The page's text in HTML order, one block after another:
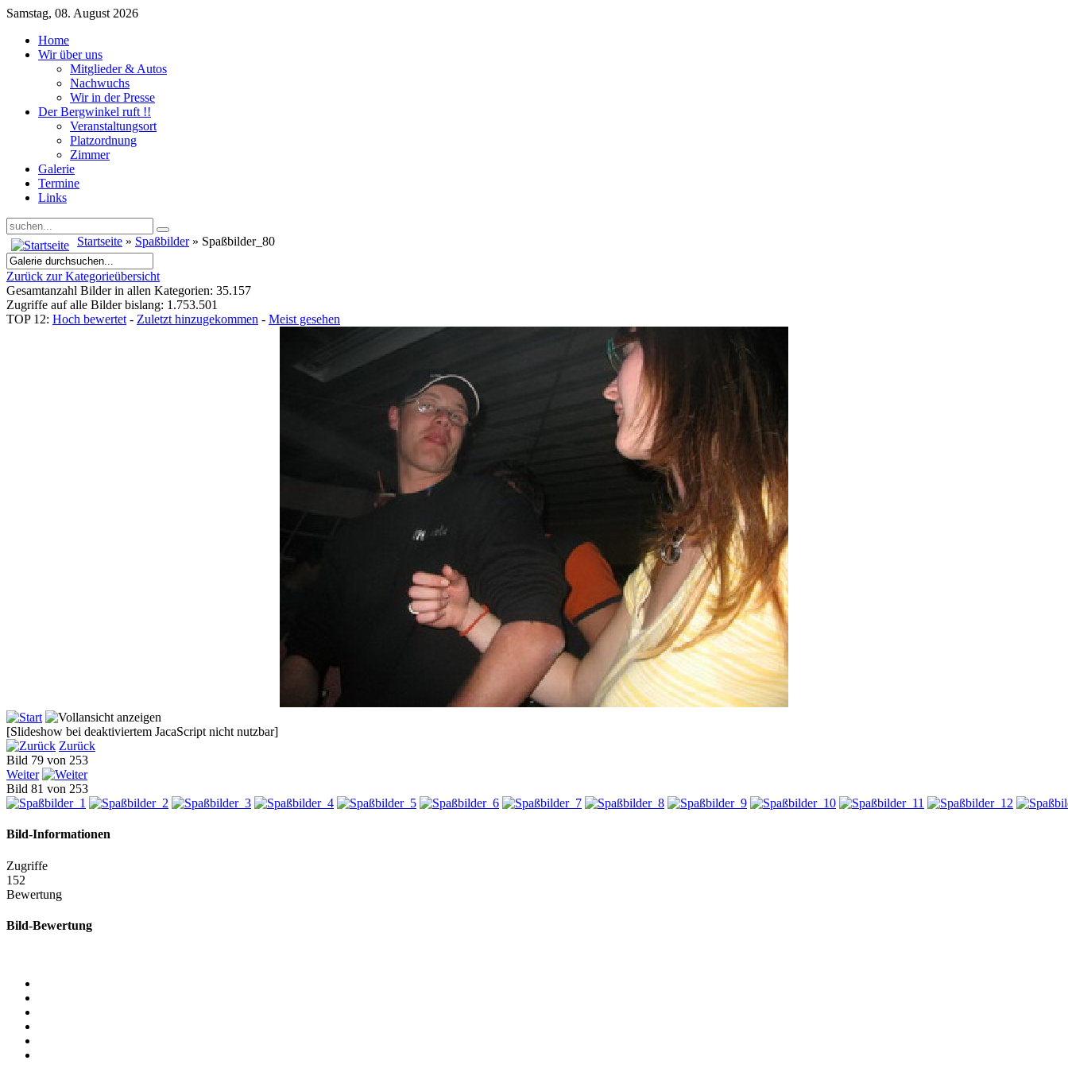
Samstag, 08. August 2026
Home
Wir über uns
Mitglieder & Autos
Nachwuchs
Wir in der Presse
Der Bergwinkel ruft !!
Veranstaltungsort
Platzordnung
Zimmer
Galerie
Termine
Links
Startseite » Spaßbilder» Spaßbilder_80
Zurück zur Kategorieübersicht
Gesamtanzahl Bilder in allen Kategorien: 35.157
Zugriffe auf alle Bilder bislang: 1.753.501
TOP 12: Hoch bewertet - Zuletzt hinzugekommen - Meist gesehen
[Slideshow bei deaktiviertem JacaScript nicht nutzbar]
Zurück
Bild 79 von 253
Weiter
Bild 81 von 253
Bild-Informationen
Zugriffe
152
Bewertung
Bild-Bewertung